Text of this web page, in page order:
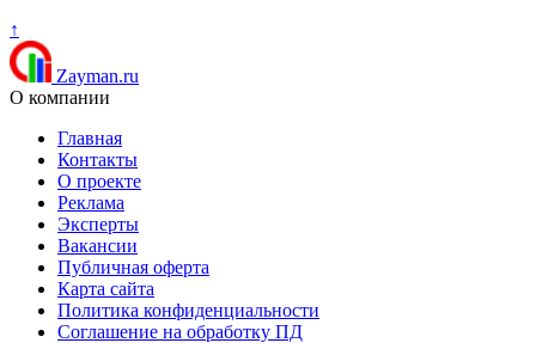
↑
Zayman.ru
О компании
Главная
Контакты
О проекте
Реклама
Эксперты
Вакансии
Публичная оферта
Карта сайта
Политика конфиденциальности
Соглашение на обработку ПД